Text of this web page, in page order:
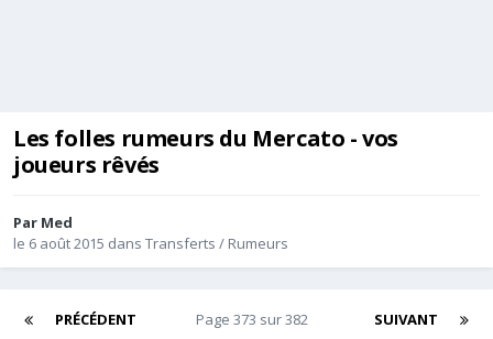
Les folles rumeurs du Mercato - vos
joueurs rêvés
Par Med
le 6 août 2015 dans Transferts / Rumeurs
PRÉCÉDENT SUIVANT
Page 373 sur 382